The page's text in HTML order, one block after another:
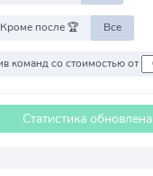
Кроме после 🏆 Все
Против команд со стоимостью от
Статистика обновлена